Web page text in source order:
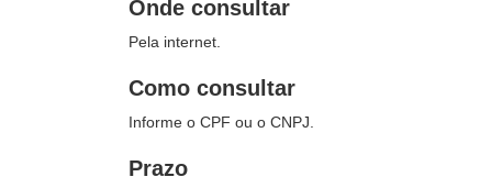
Onde consultar
Pela internet.
Como consultar
Informe o CPF ou o CNPJ.
Prazo